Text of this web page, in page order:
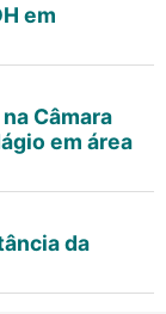
em
Câmara
em área
da